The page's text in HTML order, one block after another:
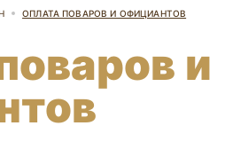
ОПЛАТА ПОВАРОВ И ОФИЦИАНТОВ
и